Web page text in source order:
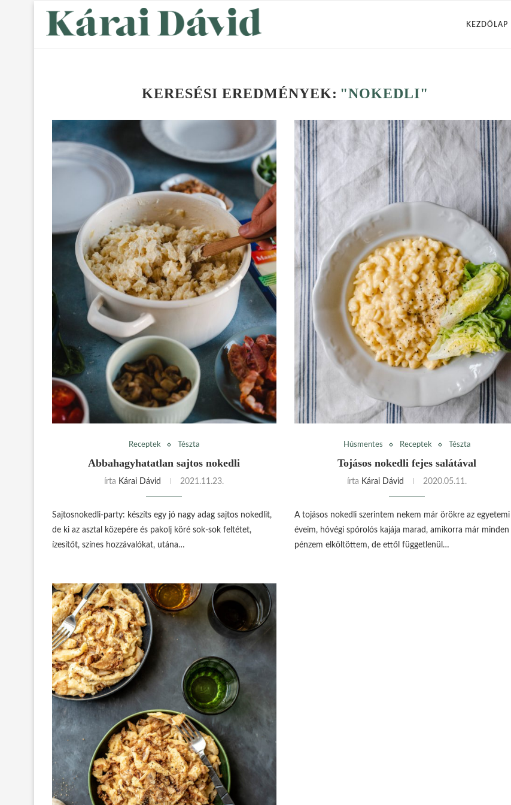
KEZDŐLAP
KERESÉSI EREDMÉNYEK: "NOKEDLI"
Receptek Tészta
Abbahagyhatatlan sajtos nokedli
írta Kárai Dávid 2021.11.23.
Sajtosnokedli-party: készíts egy jó nagy adag sajtos nokedlit,
de ki az asztal közepére és pakolj köré sok-sok feltétet,
ízesítőt, színes hozzávalókat, utána…
Húsmentes Receptek Tészta
Tojásos nokedli fejes salátával
írta Kárai Dávid 2020.05.11.
A tojásos nokedli szerintem nekem már örökre az egyetemi
éveim, hóvégi spórolós kajája marad, amikorra már minden
pénzem elköltöttem, de ettől függetlenül…